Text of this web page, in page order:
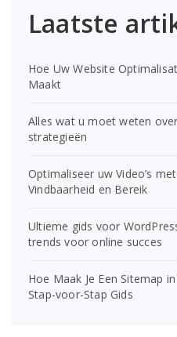
Laatste
Hoe Uw Website
Maakt
Alles wat u moet weten
strategieën
Optimaliseer uw Video’s
Vindbaarheid en Bereik
Ultieme gids voor
trends voor online succes
Hoe Maak Je Een Sitemap
Stap-voor-Stap Gids